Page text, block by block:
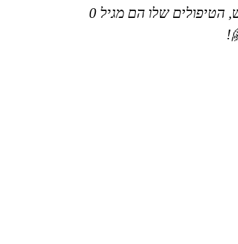
בעיה שיש, הטיפולים שלו הם מגיל 0